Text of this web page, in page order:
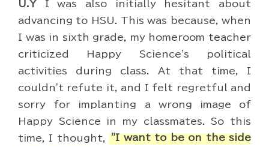
U.Y I was also initially hesitant about
advancing to HSU. This was because, when
I was in sixth grade, my homeroom teacher
criticized Happy Science's political
activities during class. At that time, I
couldn't refute it, and I felt regretful and
sorry for implanting a wrong image of
Happy Science in my classmates. So this
time, I thought,
"I want to be on the side